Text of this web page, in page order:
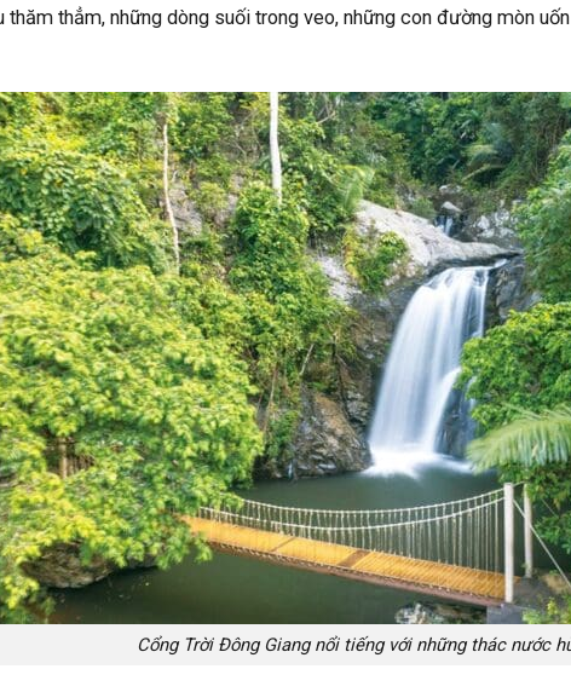
thẳm, những dòng suối trong veo, những con đường mòn
Cổng Trời Đông Giang nổi tiếng với những thác nước